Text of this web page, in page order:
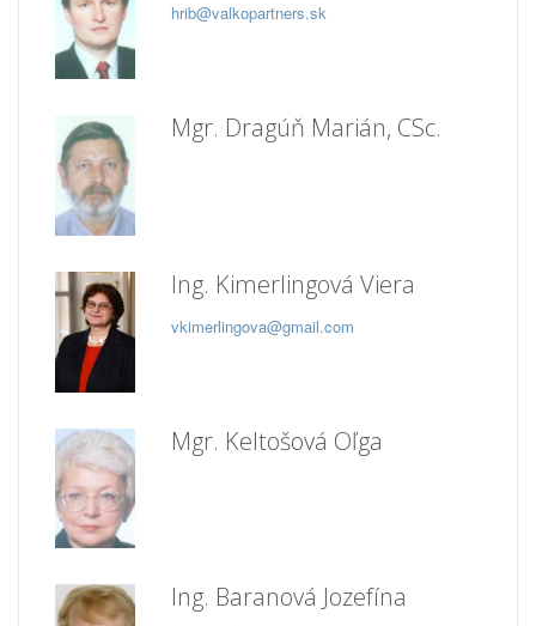
hrib@valkopartners.sk
Mgr. Dragúň Marián, CSc.
Ing. Kimerlingová Viera
vkimerlingova@gmail.com
Mgr. Keltošová Oľga
Ing. Baranová Jozefína